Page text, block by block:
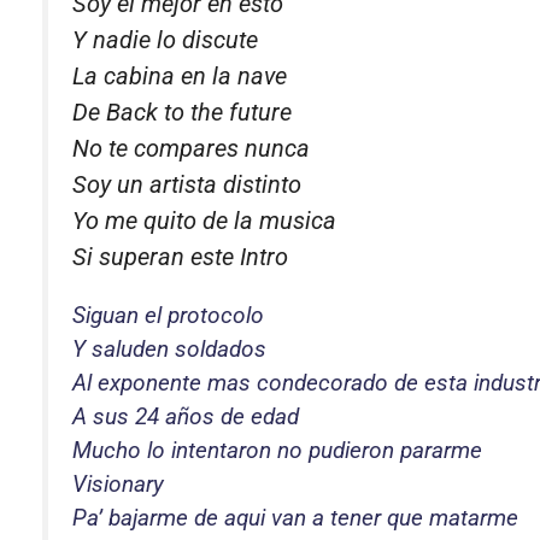
Y nadie lo discute
La cabina en la nave
De Back to the future
No te compares nunca
Soy un artista distinto
Yo me quito de la musica
Si superan este Intro
Siguan el protocolo
Y saluden soldados
Al exponente mas condecorado de esta
A sus 24 años de edad
Mucho lo intentaron no pudieron pararme
Visionary
Pa’ bajarme de aqui van a tener que matarme